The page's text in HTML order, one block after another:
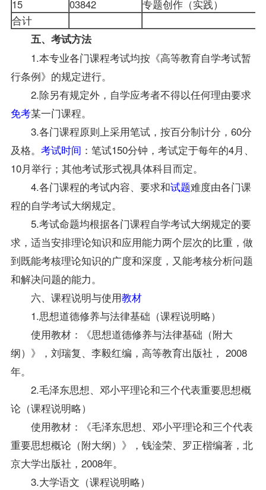
15 03842
专题创作（实践）
合计
五、考试方法
1.本专业各门课程考试均按《高等教育自学考试暂
行条例》的规定进行。
2.除另有规定外，自学应考者不得以任何理由要求
免考某一门课程。
3.各门课程原则上采用笔试，按百分制计分，60分
及格。 考试时间 ：笔试150分钟，考试定于每年的4月、
10月举行；其他考试形式视具体科目而定。
4.各门课程的考试内容、要求和试题难度由各门课
程的自学考试大纲规定。
5.考试命题均根据各门课程自学考试大纲规定的要
求，适当安排理论知识和应用能力两个层次的比重，做
到既能考核理论知识的广度和深度，又能考核分析问题
和解决问题的能力。
六、课程说明与使用教材
1.思想道德修养与法律基础 （课程说明略）
使用教材：《思想道德修养与法律基础（附大
纲）》，刘瑞复、李毅红编，高等教育出版社， 2008
年。
2.毛泽东思想、邓小平理论和三个代表重要思想概
论（课程说明略）
使用教材：《毛泽东思想、邓小平理论和三个代表
重要思想概论（附大纲）》，钱淦荣、罗正楷编著，北
京大学出版社，2008年。
3.大学语文（课程说明略）